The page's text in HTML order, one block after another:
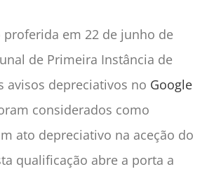
proferida em 22 de junho de
de Primeira Instância de
avisos depreciativos no Google
considerados como
ato depreciativo na aceção do
qualificação abre a porta a